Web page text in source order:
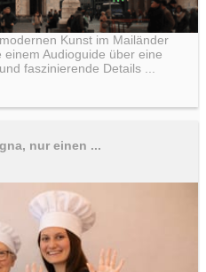
Kunst im Mailänder
Audioguide über eine
faszinierende Details ...
nur einen ...